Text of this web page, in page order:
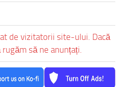
de vizitatorii site-ului. Dacă
să ne anunțați.